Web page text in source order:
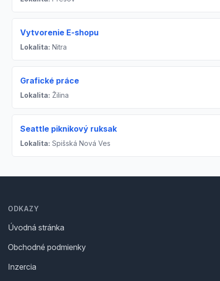
Vytvorenie E-shopu
Lokalita: Nitra
Grafické práce
Lokalita: Žilina
Seattle piknikový ruksak
Lokalita: Spišská Nová Ves
ODKAZY
Úvodná stránka
Obchodné podmienky
Inzercia